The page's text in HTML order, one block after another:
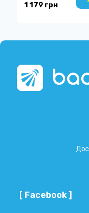
1 179 грн
[ Facebook ]